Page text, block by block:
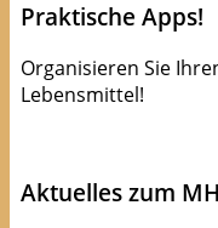
Praktische Apps!
Organisieren Sie
Lebensmittel!
Aktuelles zum